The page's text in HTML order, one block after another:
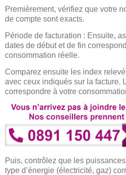
Premièrement, vérifiez que votre
de compte sont exacts.
Période de facturation : Ensuite,
dates de début et de fin
consommation réelle.
Comparez ensuite les index
avec ceux indiqués sur la facture.
correspondre à votre
Puis, contrôlez que les
type d’énergie (électricité, gaz)